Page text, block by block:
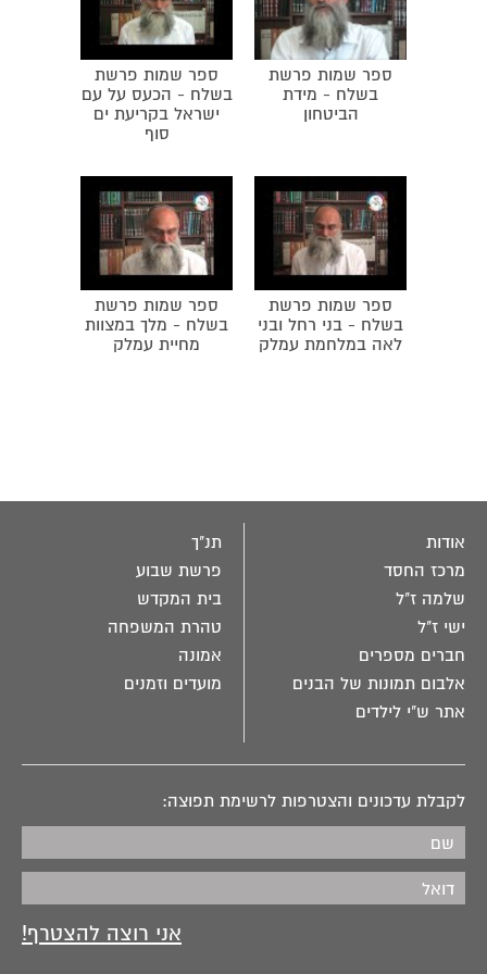
ספר שמות פרשת
בשלח - מידת
הביטחון
ספר שמות פרשת
בשלח - הכעס על עם
ישראל בקריעת ים
סוף
ספר שמות פרשת
בשלח - בני רחל ובני
לאה במלחמת עמלק
ספר שמות פרשת
בשלח - מלך במצוות
מחיית עמלק
אודות
מרכז החסד
שלמה ז"ל
ישי ז"ל
חברים מספרים
אלבום תמונות של הבנים
אתר ש"י לילדים
תנ"ך
פרשת שבוע
בית המקדש
טהרת המשפחה
אמונה
מועדים וזמנים
לקבלת עדכונים והצטרפות לרשימת תפוצה: